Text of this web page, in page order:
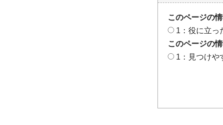
このページの
1：役に立っ
このページの
1：見つけや